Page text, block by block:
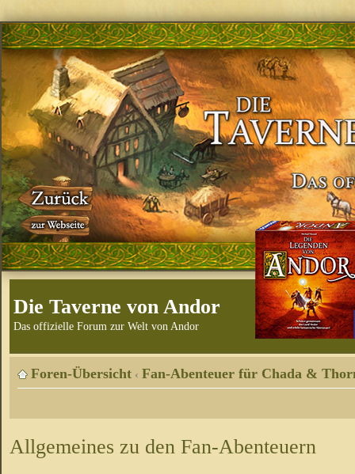
Die Taverne von Andor
Das offizielle Forum zur Welt von Andor
Foren-Übersicht ‹ Fan-Abenteuer für Chada &
Allgemeines zu den Fan-Abenteuern